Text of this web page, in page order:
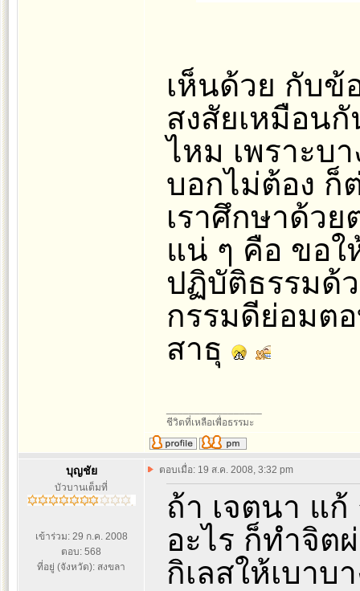
เห็นด้วย กับข้
สงสัยเหมือน
ไหม เพราะบ
บอกไม่ต้อง ก็
เราศึกษาด้ว
แน่ ๆ คือ ขอใ
ปฏิบัติธรรมด้
กรรมดีย่อมต
สาธุ
ชีวิตที่เหลือเพื่อธรรมะ
บุญชัย
บัวบานเต็มที่
เข้าร่วม: 29 ก.ค. 2008
ตอบ: 568
ที่อยู่ (จังหวัด): สงขลา
ตอบเมื่อ: 19 ส.ค. 2008, 3:32 pm
ถ้า เจตนา แ
อะไร ก็ทำจิต
กิเลสให้เบาบ